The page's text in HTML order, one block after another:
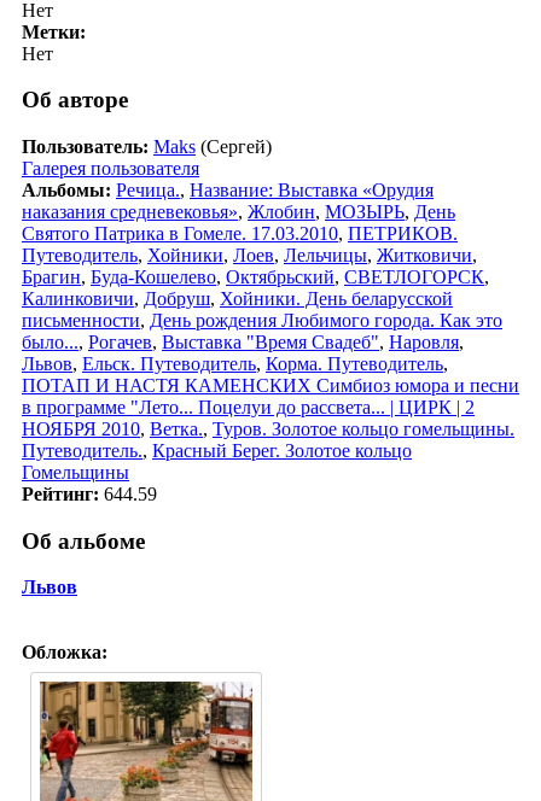
Нет
Метки:
Нет
Об авторе
Пользователь: Maks (Сергей)
Галерея пользователя
Альбомы: Речица., Название: Выставка «Орудия
наказания средневековья», Жлобин, МОЗЫРЬ, День
Святого Патрика в Гомеле. 17.03.2010, ПЕТРИКОВ.
Путеводитель, Хойники, Лоев, Лельчицы, Житковичи,
Брагин, Буда-Кошелево, Октябрьский, СВЕТЛОГОРСК,
Калинковичи, Добруш, Хойники. День беларусской
письменности, День рождения Любимого города. Как это
было..., Рогачев, Выставка "Время Свадеб", Наровля,
Львов, Ельск. Путеводитель, Корма. Путеводитель,
ПОТАП И НАСТЯ КАМЕНСКИХ Симбиоз юмора и песни
в программе "Лето... Поцелуи до рассвета... | ЦИРК | 2
НОЯБРЯ 2010, Ветка., Туров. Золотое кольцо гомельщины.
Путеводитель., Красный Берег. Золотое кольцо
Гомельщины
Рейтинг: 644.59
Об альбоме
Львов
Обложка: